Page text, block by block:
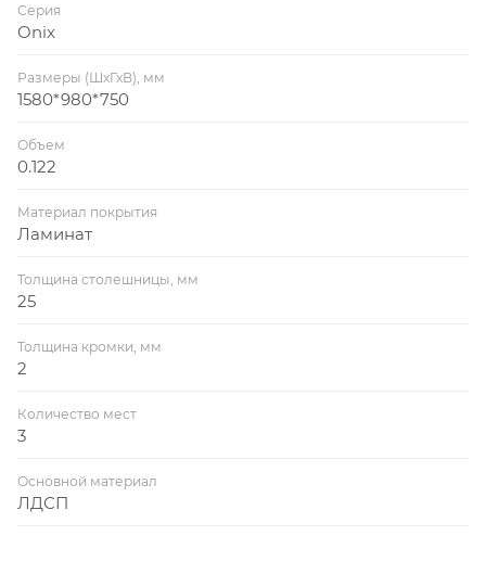
Серия
Onix
Размеры (ШхГхВ), мм
1580*980*750
Объем
0.122
Материал покрытия
Ламинат
Толщина столешницы, мм
25
Толщина кромки, мм
2
Количество мест
3
Основной материал
ЛДСП